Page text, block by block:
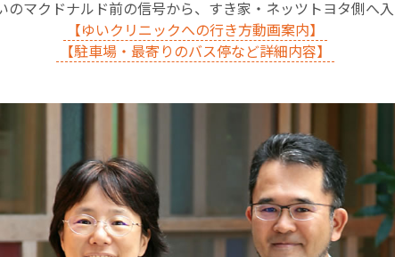
のマクドナルド前の信号から、すき家・ネッツトヨタ側へ
【ゆいクリニックへの行き方動画案内】
【駐車場・最寄りのバス停など詳細内容】